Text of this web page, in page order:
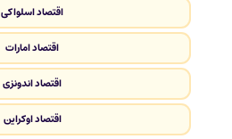
اقتصاد اسلواکی
اقتصاد امارات
اقتصاد اندونزی
اقتصاد اوکراین